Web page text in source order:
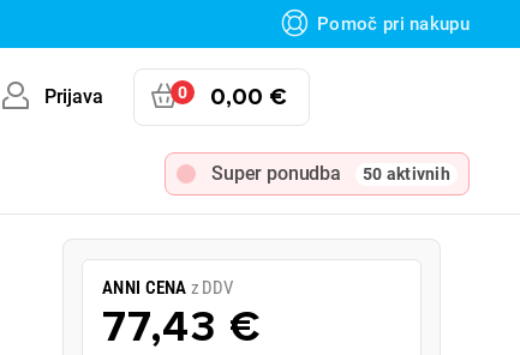
Pomoč pri nakupu
Prijava 0 0,00 €
Super ponudba 50 aktivnih
ANNI CENA z DDV
77,43 €